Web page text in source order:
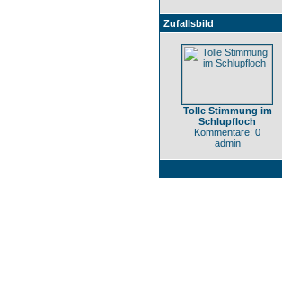
Zufallsbild
Tolle Stimmung im
Schlupfloch
Kommentare: 0
admin